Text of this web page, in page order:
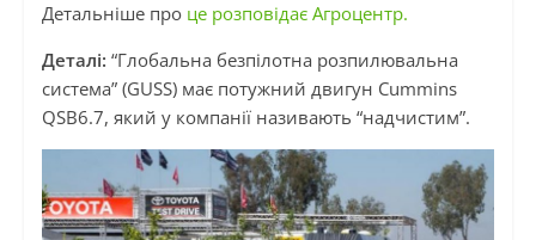
Детальніше про це розповідає Агроцентр.
Деталі: “Глобальна безпілотна розпилювальна
система” (GUSS) має потужний двигун Cummins
QSB6.7, який у компанії називають “надчистим”.